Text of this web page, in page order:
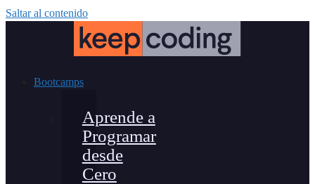
Saltar al contenido
Bootcamps
Aprende a
Programar
desde
Cero